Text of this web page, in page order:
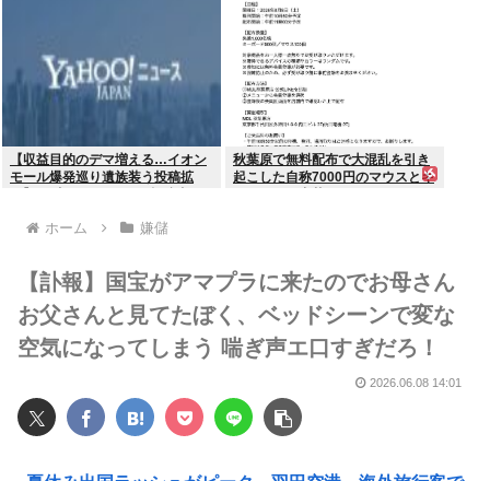
【収益目的のデマ増える…イオン
モール爆発巡り遺族装う投稿拡
くなった」
秋葉原で無料配布で大混乱を引き
起こした自称7000円のマウスとキ
ホーム 嫌儲
【訃報】国宝がアマプラに来たのでお母さん
お父さんと見てたぼく、ベッドシーンで変な
空気になってしまう 喘ぎ声エ口すぎだろ！
2026.06.08 14:01